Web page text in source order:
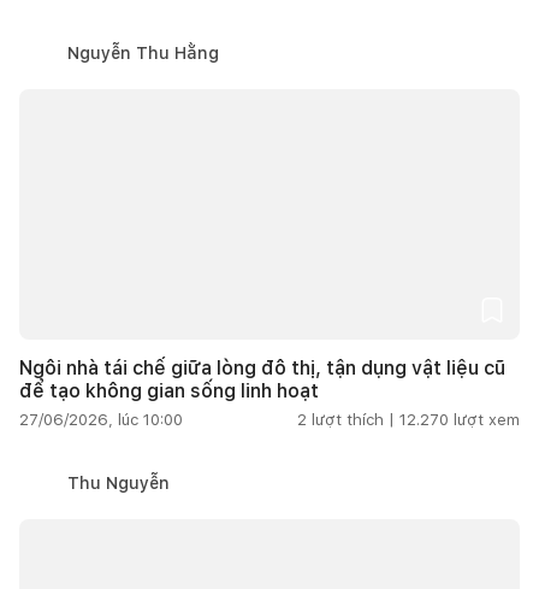
Nguyễn Thu Hằng
Ngôi nhà tái chế giữa lòng đô thị, tận dụng vật liệu cũ
để tạo không gian sống linh hoạt
27/06/2026, lúc 10:00 2 lượt thích | 12.270 lượt xem
Thu Nguyễn